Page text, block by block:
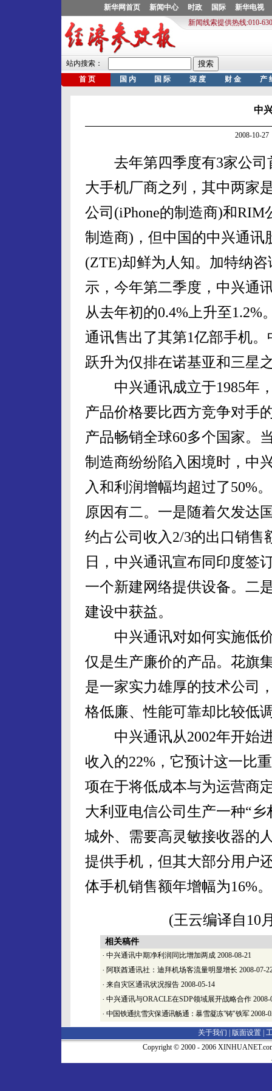
中
2008-10-
去年第四季度有3家公司
大手机厂商之列，其中两家
公司(iPhone的制造商)和RIM
制造商)，但中国的中兴通讯
(ZTE)却鲜为人知。加特纳
示，今年第二季度，中兴通
从去年初的0.4%上升至1.2%
通讯售出了其第1亿部手机
跃升为仅排在诺基亚和三星
中兴通讯成立于1985年，
产品价格要比西方竞争对手
产品畅销全球60多个国家。
制造商纷纷陷入困境时，中
入和利润增幅均超过了50%
原因有二。一是随着欠发达
约占公司收入2/3的出口销售
日，中兴通讯宣布同印度签
一个新建网络提供设备。二
建设中获益。
中兴通讯对如何实施低价
仅是生产廉价的产品。花旗
是一家实力雄厚的技术公司
格低廉、性能可靠却比较低
中兴通讯从2002年开始进
收入的22%，它预计这一比
项在于将低成本与为运营商
大利亚电信公司生产一种“
城外、需要高灵敏接收器的
提供手机，但其大部分用户
体手机销售额年增幅为16%。
(王云编译自10
相关稿件
· 中兴通讯中期净利润同比增加两成 2008-08-21
· 阿联酋通讯社：迪拜机场客流量明显增长 2008-07-
· 来自灾区通讯状况报告 2008-05-14
· 中兴通讯与ORACLE在SDP领域展开战略合作 2008-
· 中国铁通抗雪灾保通讯畅通：暴雪凝冻"铸"铁军2008-
关于我们 | 版面设置
Copyright © 2000 - 2006